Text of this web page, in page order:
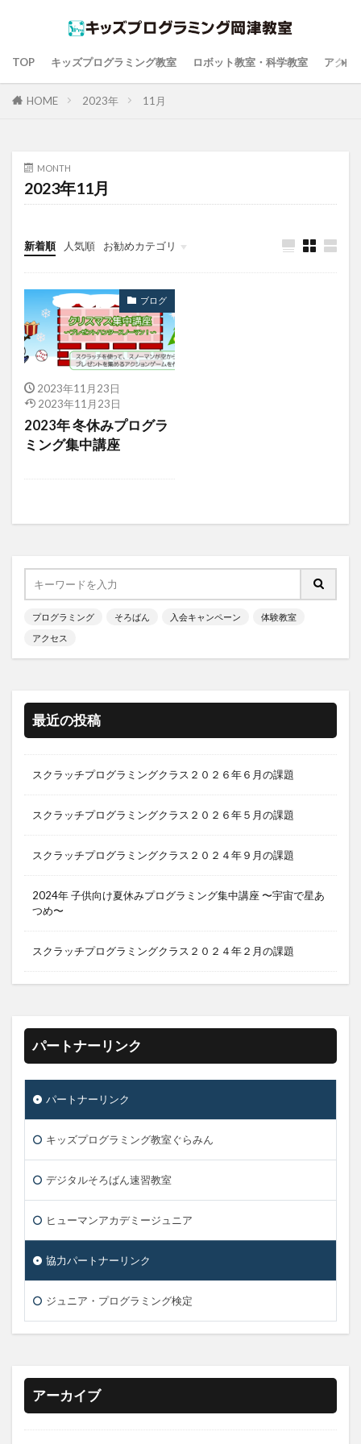
TOP キッズプログラミング教室 ロボット教室・科学教室 アクセ
HOME 2023年 11月
MONTH
2023年11月
新着順 人気順 お勧めカテゴリ
ブログ
2023年11月23日
2023年11月23日
2023年 冬休みプログラ
ミング集中講座
プログラミング そろばん 入会キャンペーン
体験教室
アクセス
最近の投稿
スクラッチプログラミングクラス２０２６年６月の課題
スクラッチプログラミングクラス２０２６年５月の課題
スクラッチプログラミングクラス２０２４年９月の課題
2024年 子供向け夏休みプログラミング集中講座 〜宇宙で星あ
つめ〜
スクラッチプログラミングクラス２０２４年２月の課題
パートナーリンク
パートナーリンク
キッズプログラミング教室ぐらみん
デジタルそろばん速習教室
ヒューマンアカデミージュニア
協力パートナーリンク
ジュニア・プログラミング検定
アーカイブ